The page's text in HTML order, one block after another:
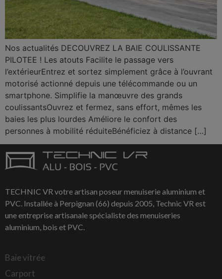
Nos actualités DECOUVREZ LA BAIE COULISSANTE
PILOTEE ! Les atouts Facilite le passage vers
l’extérieurEntrez et sortez simplement grâce à l’ouvrant
motorisé actionné depuis une télécommande ou un
smartphone. Simplifie la manœuvre des grands
coulissantsOuvrez et fermez, sans effort, mêmes les
baies les plus lourdes Améliore le confort des
personnes à mobilité réduiteBénéficiez à distance […]
TECHNIC VR votre artisan poseur menuiserie aluminium et
PVC. Installée à Perpignan (66) depuis 2005, Technic VR est
une entreprise artisanale spécialiste des menuiseries
aluminium, bois et PVC.
Baie vitrée
Carport